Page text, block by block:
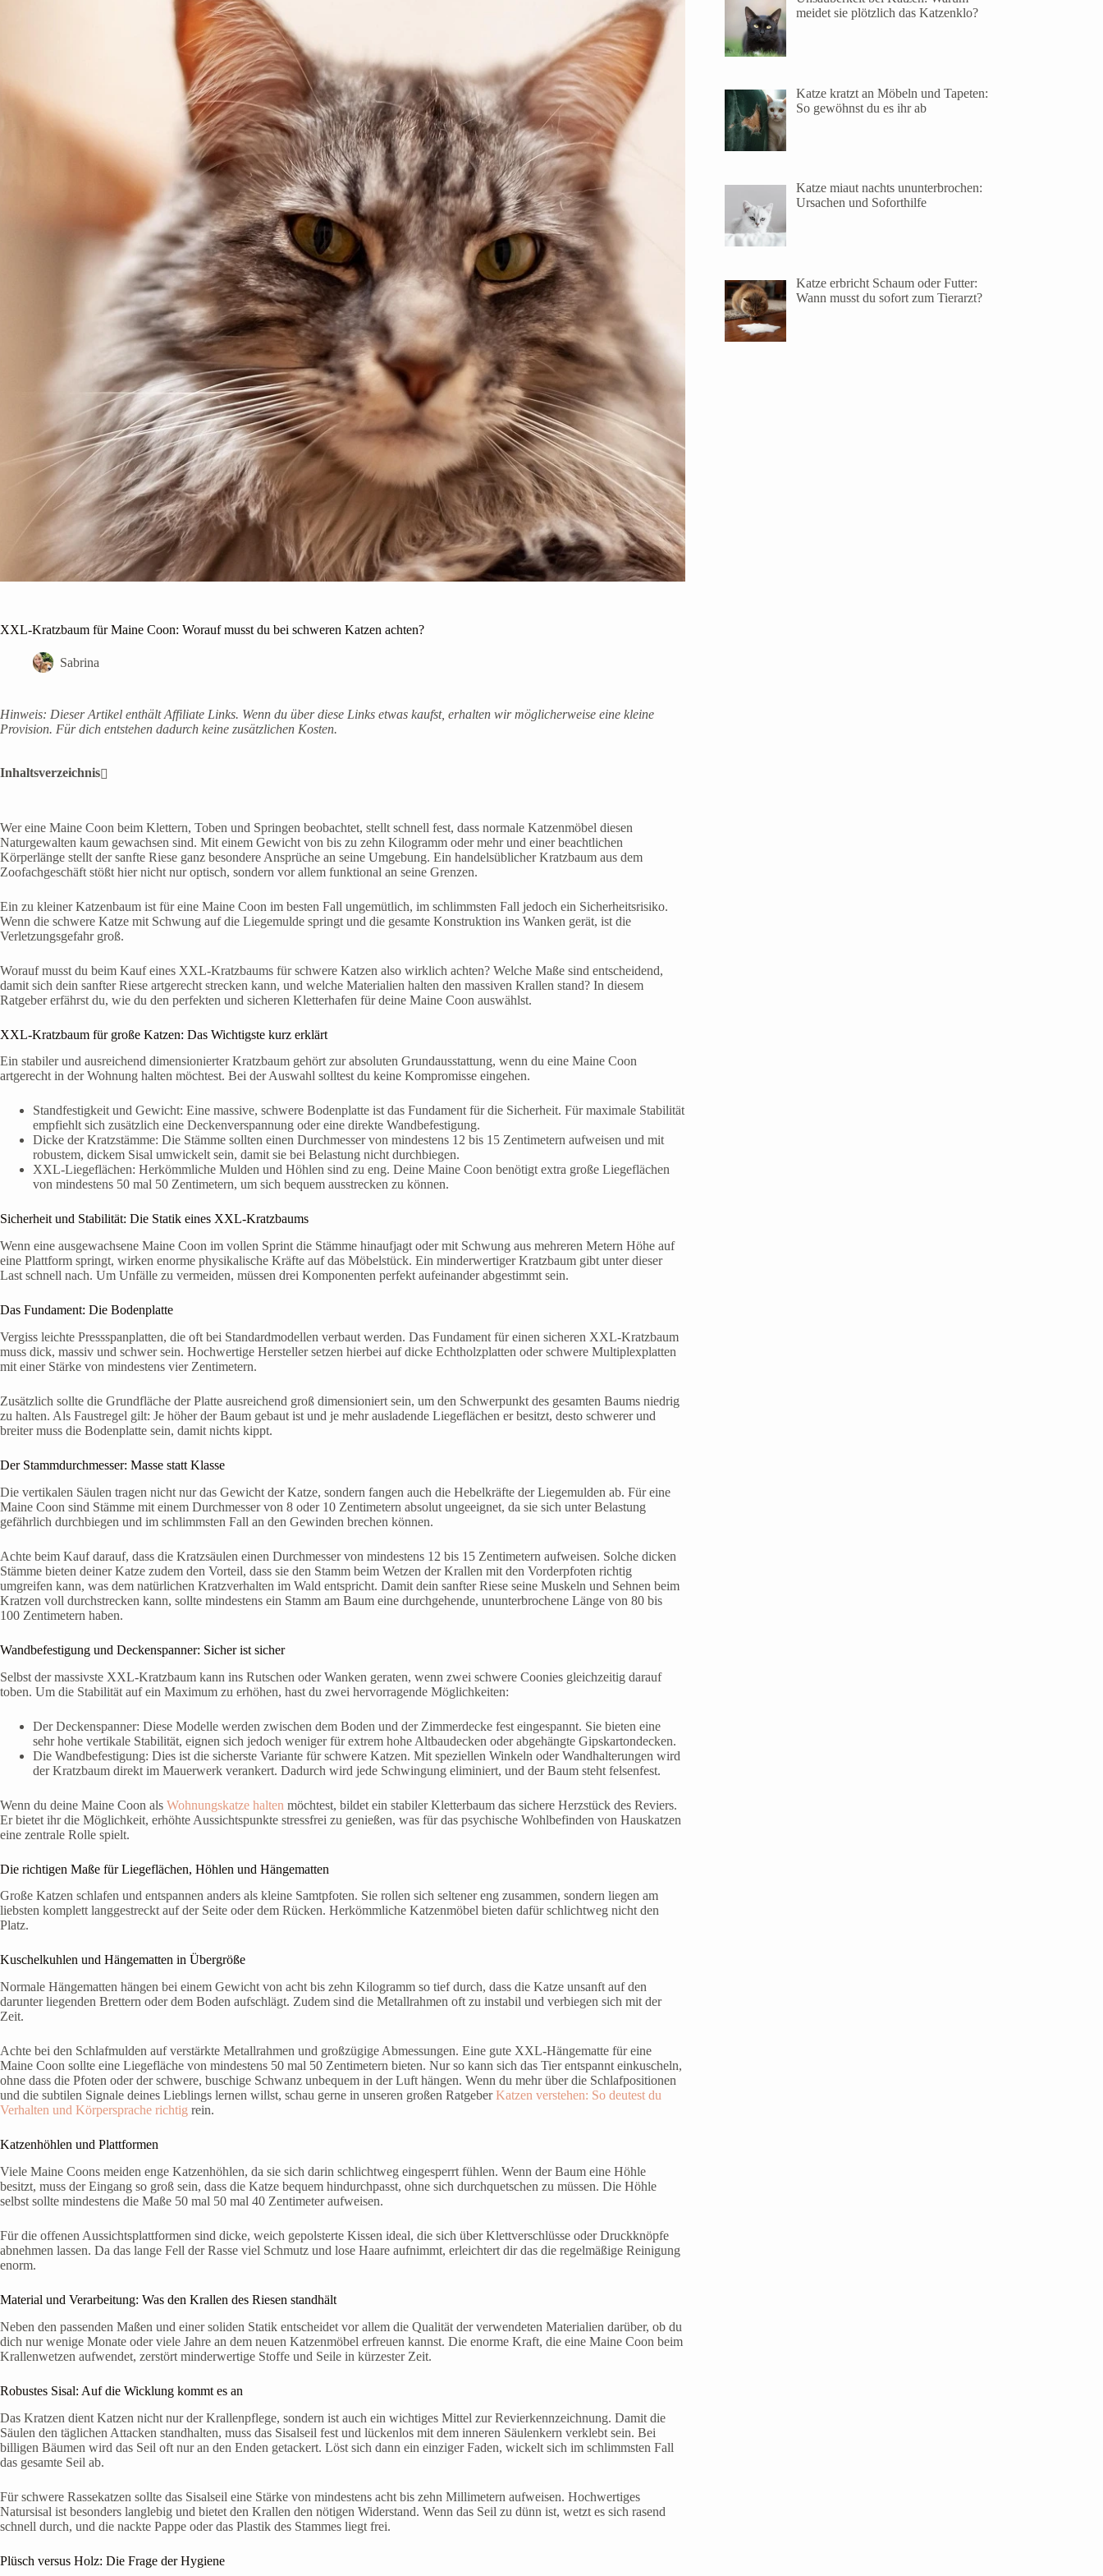
XXL-Kratzbaum für Maine Coon: Worauf musst du bei schweren Katzen achten?
Sabrina
Hinweis: Dieser Artikel enthält Affiliate Links. Wenn du über diese Links etwas kaufst, erhalten wir möglicherweise eine kleine
Provision. Für dich entstehen dadurch keine zusätzlichen Kosten.
Inhaltsverzeichnis
Wer eine Maine Coon beim Klettern, Toben und Springen beobachtet, stellt schnell fest, dass normale Katzenmöbel diesen
Naturgewalten kaum gewachsen sind. Mit einem Gewicht von bis zu zehn Kilogramm oder mehr und einer beachtlichen
Körperlänge stellt der sanfte Riese ganz besondere Ansprüche an seine Umgebung. Ein handelsüblicher Kratzbaum aus dem
Zoofachgeschäft stößt hier nicht nur optisch, sondern vor allem funktional an seine Grenzen.
Ein zu kleiner Katzenbaum ist für eine Maine Coon im besten Fall ungemütlich, im schlimmsten Fall jedoch ein Sicherheitsrisiko.
Wenn die schwere Katze mit Schwung auf die Liegemulde springt und die gesamte Konstruktion ins Wanken gerät, ist die
Verletzungsgefahr groß.
Worauf musst du beim Kauf eines XXL-Kratzbaums für schwere Katzen also wirklich achten? Welche Maße sind entscheidend,
damit sich dein sanfter Riese artgerecht strecken kann, und welche Materialien halten den massiven Krallen stand? In diesem
Ratgeber erfährst du, wie du den perfekten und sicheren Kletterhafen für deine Maine Coon auswählst.
XXL-Kratzbaum für große Katzen: Das Wichtigste kurz erklärt
Ein stabiler und ausreichend dimensionierter Kratzbaum gehört zur absoluten Grundausstattung, wenn du eine Maine Coon
artgerecht in der Wohnung halten möchtest. Bei der Auswahl solltest du keine Kompromisse eingehen.
Standfestigkeit und Gewicht: Eine massive, schwere Bodenplatte ist das Fundament für die Sicherheit. Für maximale Stabilität
empfiehlt sich zusätzlich eine Deckenverspannung oder eine direkte Wandbefestigung.
Dicke der Kratzstämme: Die Stämme sollten einen Durchmesser von mindestens 12 bis 15 Zentimetern aufweisen und mit
robustem, dickem Sisal umwickelt sein, damit sie bei Belastung nicht durchbiegen.
XXL-Liegeflächen: Herkömmliche Mulden und Höhlen sind zu eng. Deine Maine Coon benötigt extra große Liegeflächen
von mindestens 50 mal 50 Zentimetern, um sich bequem ausstrecken zu können.
Sicherheit und Stabilität: Die Statik eines XXL-Kratzbaums
Wenn eine ausgewachsene Maine Coon im vollen Sprint die Stämme hinaufjagt oder mit Schwung aus mehreren Metern Höhe auf
eine Plattform springt, wirken enorme physikalische Kräfte auf das Möbelstück. Ein minderwertiger Kratzbaum gibt unter dieser
Last schnell nach. Um Unfälle zu vermeiden, müssen drei Komponenten perfekt aufeinander abgestimmt sein.
Das Fundament: Die Bodenplatte
Vergiss leichte Pressspanplatten, die oft bei Standardmodellen verbaut werden. Das Fundament für einen sicheren XXL-Kratzbaum
muss dick, massiv und schwer sein. Hochwertige Hersteller setzen hierbei auf dicke Echtholzplatten oder schwere Multiplexplatten
mit einer Stärke von mindestens vier Zentimetern.
Zusätzlich sollte die Grundfläche der Platte ausreichend groß dimensioniert sein, um den Schwerpunkt des gesamten Baums niedrig
zu halten. Als Faustregel gilt: Je höher der Baum gebaut ist und je mehr ausladende Liegeflächen er besitzt, desto schwerer und
breiter muss die Bodenplatte sein, damit nichts kippt.
Der Stammdurchmesser: Masse statt Klasse
Die vertikalen Säulen tragen nicht nur das Gewicht der Katze, sondern fangen auch die Hebelkräfte der Liegemulden ab. Für eine
Maine Coon sind Stämme mit einem Durchmesser von 8 oder 10 Zentimetern absolut ungeeignet, da sie sich unter Belastung
gefährlich durchbiegen und im schlimmsten Fall an den Gewinden brechen können.
Achte beim Kauf darauf, dass die Kratzsäulen einen Durchmesser von mindestens 12 bis 15 Zentimetern aufweisen. Solche dicken
Stämme bieten deiner Katze zudem den Vorteil, dass sie den Stamm beim Wetzen der Krallen mit den Vorderpfoten richtig
umgreifen kann, was dem natürlichen Kratzverhalten im Wald entspricht. Damit dein sanfter Riese seine Muskeln und Sehnen beim
Kratzen voll durchstrecken kann, sollte mindestens ein Stamm am Baum eine durchgehende, ununterbrochene Länge von 80 bis
100 Zentimetern haben.
Wandbefestigung und Deckenspanner: Sicher ist sicher
Selbst der massivste XXL-Kratzbaum kann ins Rutschen oder Wanken geraten, wenn zwei schwere Coonies gleichzeitig darauf
toben. Um die Stabilität auf ein Maximum zu erhöhen, hast du zwei hervorragende Möglichkeiten:
Der Deckenspanner: Diese Modelle werden zwischen dem Boden und der Zimmerdecke fest eingespannt. Sie bieten eine
sehr hohe vertikale Stabilität, eignen sich jedoch weniger für extrem hohe Altbaudecken oder abgehängte Gipskartondecken.
Die Wandbefestigung: Dies ist die sicherste Variante für schwere Katzen. Mit speziellen Winkeln oder Wandhalterungen wird
der Kratzbaum direkt im Mauerwerk verankert. Dadurch wird jede Schwingung eliminiert, und der Baum steht felsenfest.
Wenn du deine Maine Coon als Wohnungskatze halten möchtest, bildet ein stabiler Kletterbaum das sichere Herzstück des Reviers.
Er bietet ihr die Möglichkeit, erhöhte Aussichtspunkte stressfrei zu genießen, was für das psychische Wohlbefinden von Hauskatzen
eine zentrale Rolle spielt.
Die richtigen Maße für Liegeflächen, Höhlen und Hängematten
Große Katzen schlafen und entspannen anders als kleine Samtpfoten. Sie rollen sich seltener eng zusammen, sondern liegen am
liebsten komplett langgestreckt auf der Seite oder dem Rücken. Herkömmliche Katzenmöbel bieten dafür schlichtweg nicht den
Platz.
Kuschelkuhlen und Hängematten in Übergröße
Normale Hängematten hängen bei einem Gewicht von acht bis zehn Kilogramm so tief durch, dass die Katze unsanft auf den
darunter liegenden Brettern oder dem Boden aufschlägt. Zudem sind die Metallrahmen oft zu instabil und verbiegen sich mit der
Zeit.
Achte bei den Schlafmulden auf verstärkte Metallrahmen und großzügige Abmessungen. Eine gute XXL-Hängematte für eine
Maine Coon sollte eine Liegefläche von mindestens 50 mal 50 Zentimetern bieten. Nur so kann sich das Tier entspannt einkuscheln,
ohne dass die Pfoten oder der schwere, buschige Schwanz unbequem in der Luft hängen. Wenn du mehr über die Schlafpositionen
und die subtilen Signale deines Lieblings lernen willst, schau gerne in unseren großen RatgeberKatzen verstehen: So deutest du
Verhalten und Körpersprache richtig rein.
Katzenhöhlen und Plattformen
Viele Maine Coons meiden enge Katzenhöhlen, da sie sich darin schlichtweg eingesperrt fühlen. Wenn der Baum eine Höhle
besitzt, muss der Eingang so groß sein, dass die Katze bequem hindurchpasst, ohne sich durchquetschen zu müssen. Die Höhle
selbst sollte mindestens die Maße 50 mal 50 mal 40 Zentimeter aufweisen.
Für die offenen Aussichtsplattformen sind dicke, weich gepolsterte Kissen ideal, die sich über Klettverschlüsse oder Druckknöpfe
abnehmen lassen. Da das lange Fell der Rasse viel Schmutz und lose Haare aufnimmt, erleichtert dir das die regelmäßige Reinigung
enorm.
Material und Verarbeitung: Was den Krallen des Riesen standhält
Neben den passenden Maßen und einer soliden Statik entscheidet vor allem die Qualität der verwendeten Materialien darüber, ob du
dich nur wenige Monate oder viele Jahre an dem neuen Katzenmöbel erfreuen kannst. Die enorme Kraft, die eine Maine Coon beim
Krallenwetzen aufwendet, zerstört minderwertige Stoffe und Seile in kürzester Zeit.
Robustes Sisal: Auf die Wicklung kommt es an
Das Kratzen dient Katzen nicht nur der Krallenpflege, sondern ist auch ein wichtiges Mittel zur Revierkennzeichnung. Damit die
Säulen den täglichen Attacken standhalten, muss das Sisalseil fest und lückenlos mit dem inneren Säulenkern verklebt sein. Bei
billigen Bäumen wird das Seil oft nur an den Enden getackert. Löst sich dann ein einziger Faden, wickelt sich im schlimmsten Fall
das gesamte Seil ab.
Für schwere Rassekatzen sollte das Sisalseil eine Stärke von mindestens acht bis zehn Millimetern aufweisen. Hochwertiges
Natursisal ist besonders langlebig und bietet den Krallen den nötigen Widerstand. Wenn das Seil zu dünn ist, wetzt es sich rasend
schnell durch, und die nackte Pappe oder das Plastik des Stammes liegt frei.
Plüsch versus Holz: Die Frage der Hygiene
meidet sie plötzlich das Katzenklo?
Katze kratzt an Möbeln und Tapeten:
So gewöhnst du es ihr ab
Katze miaut nachts ununterbrochen:
Ursachen und Soforthilfe
Katze erbricht Schaum oder Futter:
Wann musst du sofort zum Tierarzt?